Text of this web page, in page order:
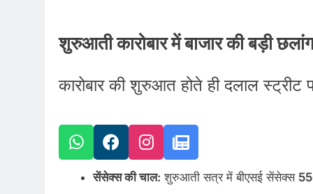
शुरुआती कारोबार में बाजार की बड़ी
कारोबार की शुरुआत होते ही दलाल स्ट्रीट
सेंसेक्स की चाल: शुरुआती सत्र में बीएसई सेंसेक्स